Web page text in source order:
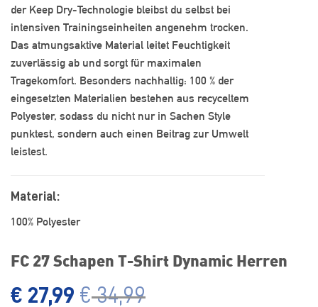
der Keep Dry-Technologie bleibst du selbst bei
intensiven Trainingseinheiten angenehm trocken.
Das atmungsaktive Material leitet Feuchtigkeit
zuverlässig ab und sorgt für maximalen
Tragekomfort. Besonders nachhaltig: 100 % der
eingesetzten Materialien bestehen aus recyceltem
Polyester, sodass du nicht nur in Sachen Style
punktest, sondern auch einen Beitrag zur Umwelt
leistest.
Material:
100% Polyester
FC 27 Schapen T-Shirt Dynamic Herren
€ 27,99 €34,99